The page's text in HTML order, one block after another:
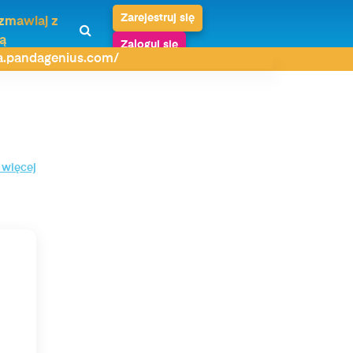
z
Zarejestruj się
Zaloguj się